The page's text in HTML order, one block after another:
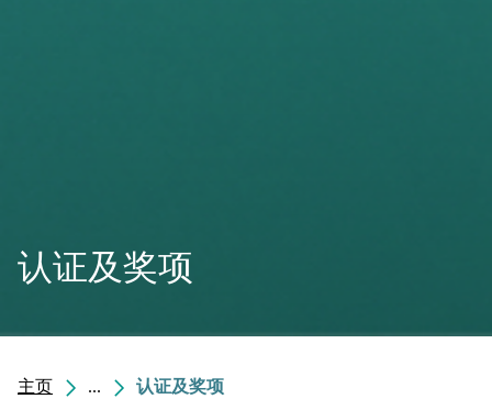
认证及奖项
主页 ... 认证及奖项